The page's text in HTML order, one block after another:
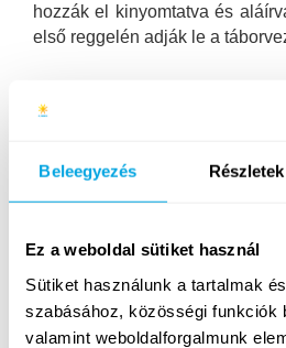
Beleegyezés Részletek
Ez a weboldal sütiket használ
Sütiket használunk a tartalmak
szabásához, közösségi funkciók
valamint weboldalforgalmunk
hozzák el kinyomtatva és
első reggelén adják le a
Egyes turnusokhoz:
Falmászás házirend és
dátumok: 07.02; 07.16; 07.30;
Az érintett turnusokon való